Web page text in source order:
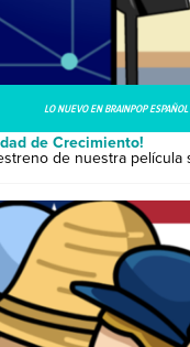
LO NUEVO EN BRAINPOP ESPAÑOL
de Crecimiento!
de nuestra película